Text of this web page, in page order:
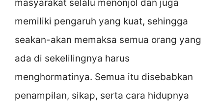
masyarakat selalu menonjol dan juga
memiliki pengaruh yang kuat, sehingga
seakan-akan memaksa semua orang yang
ada di sekelilingnya harus
menghormatinya. Semua itu disebabkan
penampilan, sikap, serta cara hidupnya